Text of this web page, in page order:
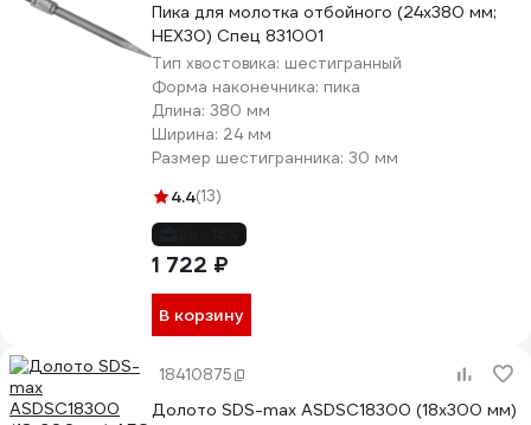
Пика для молотка отбойного (24х380 мм;
НЕХ30) Спец 831001
Тип хвостовика: шестигранный
Форма наконечника: пика
Длина: 380 мм
Ширина: 24 мм
Размер шестигранника: 30 мм
4.4(13)
1 722 ₽
В корзину
18410875
Долото SDS-max ASDSC18300 (18х300 мм)